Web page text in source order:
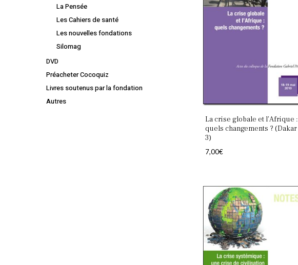
La Pensée
Les Cahiers de santé
Les nouvelles fondations
Silomag
DVD
Préacheter Cocoquiz
Livres soutenus par la fondation
Autres
La crise globale et l’Afrique :
quels changements ? (Dakar
3)
7,00€